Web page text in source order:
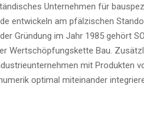
Unter­neh­men für
ent­wi­ckeln am pfäl­zi­schen
Grün­dung im Jahr 1985 gehört
Wert­schöp­fungs­ket­te Bau.
mit Pro­duk­ten
opti­mal mit­ein­an­der